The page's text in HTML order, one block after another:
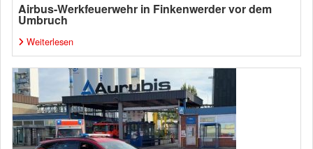
Airbus-Werkfeuerwehr in Finkenwerder vor dem
Umbruch
Weiterlesen